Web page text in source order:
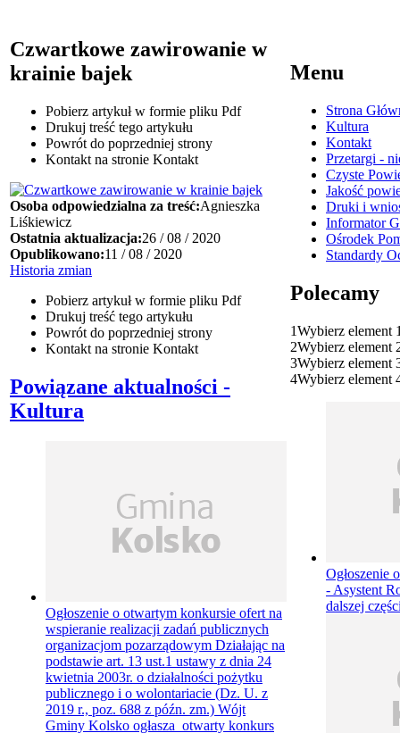
Czwartkowe zawirowanie w
krainie bajek
Pobierz artykuł w formie pliku Pdf
Drukuj treść tego artykułu
Powrót do poprzedniej strony
Kontakt na stronie Kontakt
Osoba odpowiedzialna za treść:Agnieszka
Liśkiewicz
Ostatnia aktualizacja:26 / 08 / 2020
Opublikowano:11 / 08 / 2020
Historia zmian
Pobierz artykuł w formie pliku Pdf
Drukuj treść tego artykułu
Powrót do poprzedniej strony
Kontakt na stronie Kontakt
Powiązane aktualności -
Kultura
Ogłoszenie o otwartym konkursie ofert na
wspieranie realizacji zadań publicznych
organizacjom pozarządowym Działając na
podstawie art. 13 ust.1 ustawy z dnia 24
kwietnia 2003r. o działalności pożytku
publicznego i o wolontariacie (Dz. U. z
2019 r., poz. 688 z późn. zm.) Wójt
Gminy Kolsko ogłasza otwarty konkurs
Menu
Strona
Kultura
Kontakt
Przetargi -
Czyste
Jakość
Druki i
Informator
Ośrodek
Standardy
Polecamy
1Wybierz element
2Wybierz element
3Wybierz element
4Wybierz element
Ogłoszenie
- Asystent
dalszej